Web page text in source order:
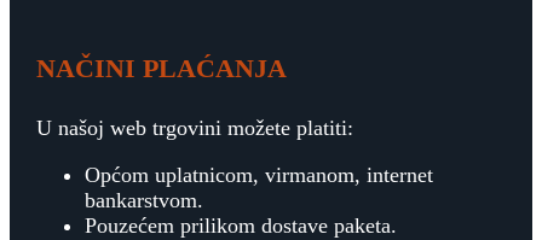
NAČINI PLAĆANJA
U našoj web trgovini možete platiti:
Općom uplatnicom, virmanom, internet
bankarstvom.
Pouzećem prilikom dostave paketa.